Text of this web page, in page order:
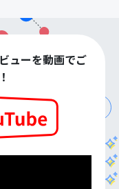
ューを動画でご